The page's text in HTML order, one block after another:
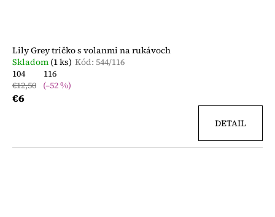
Lily Grey tričko s volanmi na rukávoch
Skladom (1 ks) Kód: 544/116
104
116
€12,50 (–52 %)
€6
DETAIL